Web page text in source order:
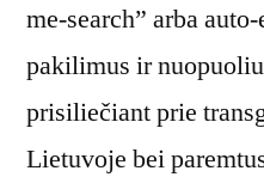
me-search” arba
pakilimus ir
prisiliečiant prie
Lietuvoje bei